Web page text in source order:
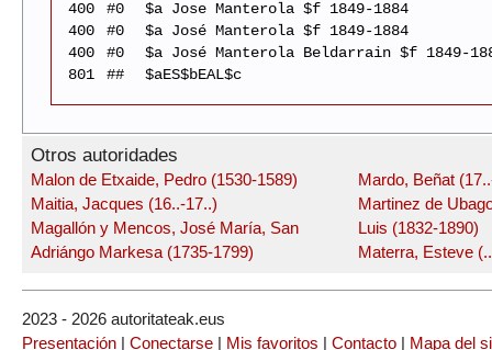
400
#0
$a Jose Manterola $f 1849-1884
400
#0
$a José Manterola $f 1849-1884
400
#0
$a José Manterola Beldarrain $f 1849-
801
## $aES$bEAL$c
Otros autoridades
Malon de Etxaide, Pedro (1530-1589)
Maitia, Jacques (16..-17..)
Magallón y Mencos, José María, San
Adriángo Markesa (1735-1799)
Mardo, Beñat
Martinez de
Luis (1832-1890)
Materra, Esteve
2023 - 2026 autoritateak.eus
Presentación | Conectarse | Mis favoritos | Contacto | Mapa del